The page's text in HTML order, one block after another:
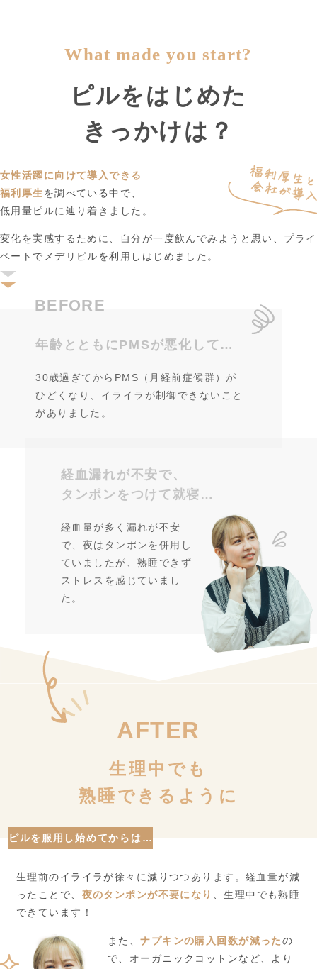
What made you start?
ピルをはじめた
きっかけは？
女性活躍に向けて導入できる
福利厚生 を調べている中で、
低用量ピルに辿り着きました。
変化を実感するために、自分が一度飲んでみようと思い、プライ
ベートでメデリピルを利用しはじめました。
BEFORE
年齢とともにPMSが悪化して…
30歳過ぎてからPMS（月経前症候群）が
ひどくなり、イライラが制御できないこと
がありました。
経血漏れが不安で、
タンポンをつけて就寝…
経血量が多く漏れが不安
で、夜はタンポンを併用し
ていましたが、熟睡できず
ストレスを感じていまし
た。
AFTER
生理中でも
熟睡できるように
ピルを服用し始めてからは…
生理前のイライラが徐々に減りつつあります。経血量が減
ったことで、 夜のタンポンが不要になり 、生理中でも熟睡
できています！
また、ナプキンの購入回数が減ったの
で、オーガニックコットンなど、より